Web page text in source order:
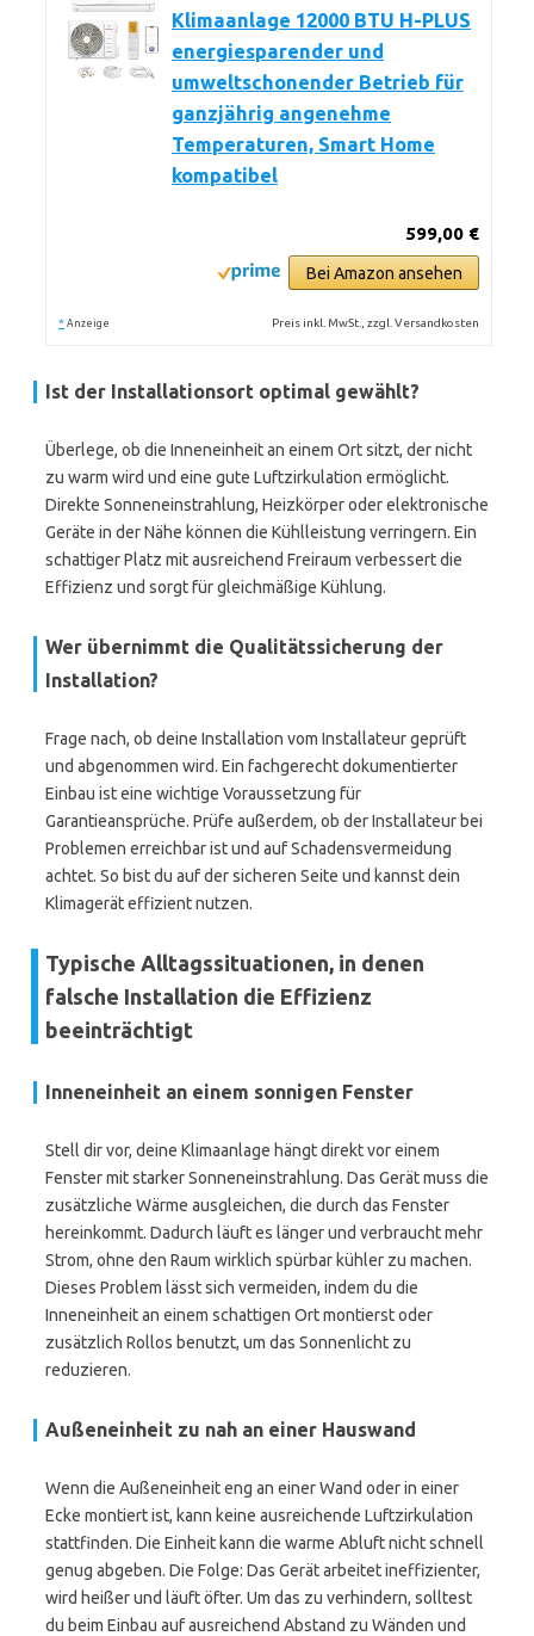
Klimaanlage 12000 BTU H-PLUS
energiesparender und
umweltschonender Betrieb für
ganzjährig angenehme
Temperaturen, Smart Home
kompatibel
599,00 €
Bei Amazon ansehen
* Anzeige Preis inkl. MwSt., zzgl. Versandkosten
Ist der Installationsort optimal gewählt?
Überlege, ob die Inneneinheit an einem Ort sitzt, der nicht
zu warm wird und eine gute Luftzirkulation ermöglicht.
Direkte Sonneneinstrahlung, Heizkörper oder elektronische
Geräte in der Nähe können die Kühlleistung verringern. Ein
schattiger Platz mit ausreichend Freiraum verbessert die
Effizienz und sorgt für gleichmäßige Kühlung.
Wer übernimmt die Qualitätssicherung der
Installation?
Frage nach, ob deine Installation vom Installateur geprüft
und abgenommen wird. Ein fachgerecht dokumentierter
Einbau ist eine wichtige Voraussetzung für
Garantieansprüche. Prüfe außerdem, ob der Installateur bei
Problemen erreichbar ist und auf Schadensvermeidung
achtet. So bist du auf der sicheren Seite und kannst dein
Klimagerät effizient nutzen.
Typische Alltagssituationen, in denen
falsche Installation die Effizienz
beeinträchtigt
Inneneinheit an einem sonnigen Fenster
Stell dir vor, deine Klimaanlage hängt direkt vor einem
Fenster mit starker Sonneneinstrahlung. Das Gerät muss die
zusätzliche Wärme ausgleichen, die durch das Fenster
hereinkommt. Dadurch läuft es länger und verbraucht mehr
Strom, ohne den Raum wirklich spürbar kühler zu machen.
Dieses Problem lässt sich vermeiden, indem du die
Inneneinheit an einem schattigen Ort montierst oder
zusätzlich Rollos benutzt, um das Sonnenlicht zu
reduzieren.
Außeneinheit zu nah an einer Hauswand
Wenn die Außeneinheit eng an einer Wand oder in einer
Ecke montiert ist, kann keine ausreichende Luftzirkulation
stattfinden. Die Einheit kann die warme Abluft nicht schnell
genug abgeben. Die Folge: Das Gerät arbeitet ineffizienter,
wird heißer und läuft öfter. Um das zu verhindern, solltest
du beim Einbau auf ausreichend Abstand zu Wänden und